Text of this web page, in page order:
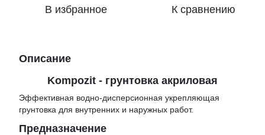
В избранное К сравнению
Описание
Kompozit - грунтовка акриловая
Эффективная водно-дисперсионная укрепляющая
грунтовка для внутренних и наружных работ.
Предназначение